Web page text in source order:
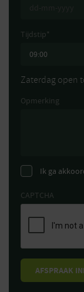
Tijdstip*
Zaterdag open
Opmerking
Ik ga
CAPTCHA